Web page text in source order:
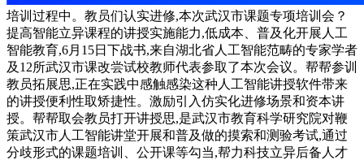
培训过程中。教员们认实进修,本次武汉市课题专项培训会？
提高智能立异课程的讲授实施能力,低成本、普及化开展人工
智能教育,6月15日下战书,来自湖北省人工智能范畴的专家学者
及12所武汉市课改尝试校教师代表参取了本次会议。帮帮参训
教员拓展思,正在实践中感触感染这种人工智能讲授软件带来
的讲授便利性取矫捷性。激励引入仿实化进修场景和资本讲
授。帮帮取会教员打开讲授思,是武汉市教育科学研究院对鞭
策武汉市人工智能讲堂开展和普及做的摸索和测验考试,通过
分歧形式的课题培训、公开课等勾当,帮力科技立异后备人才